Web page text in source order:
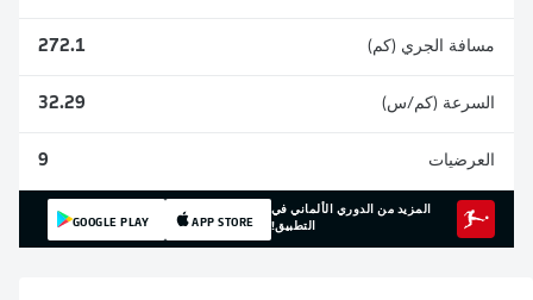
مسافة الجري (كم) 272.1
السرعة (كم/س) 32.29
العرضيات 9
المزيد من الدوري الألماني في
التطبيق!
APP STORE
GOOGLE PLAY